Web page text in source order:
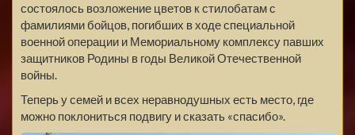
состоялось возложение цветов к стилобатам с
фамилиями бойцов, погибших в ходе специальной
военной операции и Мемориальному комплексу павших
защитников Родины в годы Великой Отечественной
войны.
Теперь у семей и всех неравнодушных есть место, где
можно поклониться подвигу и сказать «спасибо».